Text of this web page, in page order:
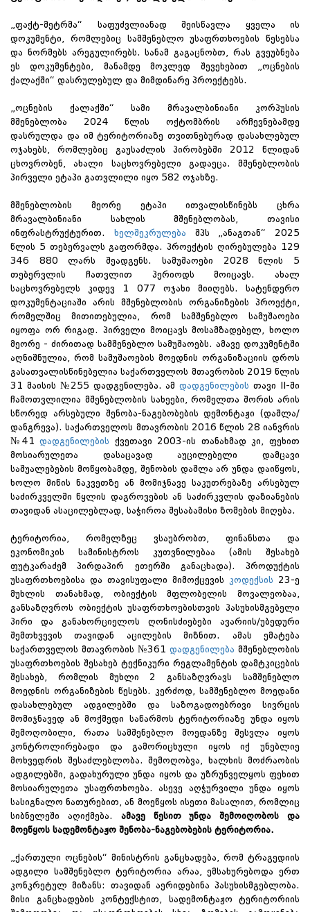
„ფაქტ-მეტრმა“ საფუძვლიანად შეისწავლა ყველა ის
დოკუმენტი, რომლებიც სამშენებლო უსაფრთხოების წესებსა
და ნორმებს არეგულირებს. სანამ გაგაცნობთ, რას გვეუბნება
ეს დოკუმენტები, მანამდე მოკლედ შევეხებით „ოცნების
ქალაქში“ დასრულებულ და მიმდინარე პროექტებს.
„ოცნების ქალაქში“ სამი მრავალბინიანი კორპუსის
მშენებლობა 2024 წლის ოქტომბრის არჩევნებამდე
დასრულდა და იმ ტერიტორიაზე თვითნებურად დასახლებულ
ოჯახებს, რომლებიც გაუსაძლის პირობებში 2012 წლიდან
ცხოვრობენ, ახალი საცხოვრებელი გადაეცა. მშენებლობის
პირველი ეტაპი გათვლილი იყო 582 ოჯახზე.
მშენებლობის მეორე ეტაპი ითვალისწინებს ცხრა
მრავალბინიანი სახლის მშენებლობას, თავისი
ინფრასტრუქტურით. ხელშეკრულება შპს „ანაგთან“ 2025
წლის 5 თებერვალს გაფორმდა. პროექტის ღირებულება 129
346 880 ლარს შეადგენს. სამუშაოები 2028 წლის 5
თებერვლის ჩათვლით პერიოდს მოიცავს. ახალ
საცხოვრებელს კიდევ 1 077 ოჯახი მიიღებს. სატენდერო
დოკუმენტაციაში არის მშენებლობის ორგანიზების პროექტი,
რომელშიც მითითებულია, რომ სამშენებლო სამუშაოები
იყოფა ორ რიგად. პირველი მოიცავს მოსამზადებელ, ხოლო
მეორე - ძირითად სამშენებლო სამუშაოებს. ამავე დოკუმენტში
აღნიშნულია, რომ სამუშაოების მოედნის ორგანიზაციის დროს
გასათვალისწინებელია საქართველოს მთავრობის 2019 წლის
31 მაისის №255 დადგენილება. ამდადგენილების თავი II-ში
ჩამოთვლილია მშენებლობის სახეები, რომელთა შორის არის
სწორედ არსებული შენობა-ნაგებობების დემონტაჟი (დაშლა/
დანგრევა). საქართველოს მთავრობის 2016 წლის 28 იანვრის
№41დადგენილების ქვეთავი 2003-ის თანახმად კი, ფეხით
მოსიარულეთა დასაცავად აუცილებელი დამცავი
საშუალებების მოწყობამდე, შენობის დაშლა არ უნდა დაიწყოს,
ხოლო მიწის ნაკვეთზე ან მომიჯნავე საკუთრებაზე არსებულ
საძირკველში წყლის დაგროვების ან საძირკვლის დაზიანების
თავიდან ასაცილებლად, საჭიროა შესაბამისი ზომების მიღება.
ტერიტორია, რომელზეც ვსაუბრობთ, ფინანსთა და
ეკონომიკის სამინისტროს კუთვნილებაა (ამის შესახებ
ფუტკარაძემ პირდაპირ ეთერში განაცხადა). პროდუქტის
უსაფრთხოებისა და თავისუფალი მიმოქცევის
კოდექსის 23-ე
მუხლის თანახმად, ობიექტის მფლობელის მოვალეობაა,
განსაზღვროს ობიექტის უსაფრთხოებისთვის პასუხისმგებელი
პირი და განახორციელოს ღონისძიებები ავარიის/უბედური
შემთხვევის თავიდან აცილების მიზნით. ამას ემატება
საქართველოს მთავრობის №361 დადგენილება მშენებლობის
უსაფრთხოების შესახებ ტექნიკური რეგლამენტის დამტკიცების
შესახებ, რომლის მუხლი 2 განსაზღვრავს სამშენებლო
მოედნის ორგანიზების წესებს. კერძოდ, სამშენებლო მოედანი
დასახლებულ ადგილებში და საზოგადოებრივი სივრცის
მომიჯნავედ ან მოქმედი საწარმოს ტერიტორიაზე უნდა იყოს
შემოღობილი, რათა სამშენებლო მოედანზე შესვლა იყოს
კონტროლირებადი და გამორიცხული იყოს იქ უნებლიე
მოხვედრის შესაძლებლობა. შემოღობვა, ხალხის მოძრაობის
ადგილებში, გადახურული უნდა იყოს და უზრუნველყოს ფეხით
მოსიარულეთა უსაფრთხოება. ასევე აღჭურვილი უნდა იყოს
სასიგნალო ნათურებით, ან მოეწყოს ისეთი მასალით, რომლიც
სიბნელეში აღიქმება. ამავე წესით უნდა შემოიღობოს და
მოეწყოს სადემონტაჟო შენობა-ნაგებობების ტერიტორია.
„ქართული ოცნების“ მინისტრის განცხადება, რომ ტრაგედიის
ადგილი სამშენებლო ტერიტორია არაა, ემსახურებოდა ერთ
კონკრეტულ მიზანს: თავიდან აერიდებინა პასუხისმგებლობა.
მისი განცხადების კონტექსტით, სადემონტაჟო ტერიტორიის